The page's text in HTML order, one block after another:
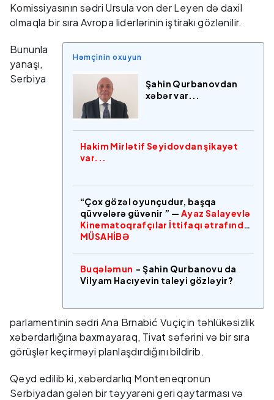
Komissiyasının sədri Ursula von der Leyen də daxil
olmaqla bir sıra Avropa liderlərinin iştirakı gözlənilir.
Həmçinin oxuyun
Şahin Qurbanovdan
xəbər var...
Hakim Mirlətif Seyidovdan şikayət
var...
“Çox gözəl oyunçudur, başqa
qüvvələrə güvənir ” — Ayaz Salayevlə
Kinematoqrafçılar İttifaqı ətrafında
MÜSAHİBƏ
Buqələmun - Şahin Qurbanovu da
Vilyam Hacıyevin taleyi gözləyir?
Bununla
yanaşı,
Serbiya
parlamentinin sədri Ana Brnabić Vuçiçin təhlükəsizlik
xəbərdarlığına baxmayaraq, Tivat səfərini və bir sıra
görüşlər keçirməyi planlaşdırdığını bildirib.
Qeyd edilib ki, xəbərdarlıq Monteneqronun
Serbiyadan gələn bir təyyarəni geri qaytarması və